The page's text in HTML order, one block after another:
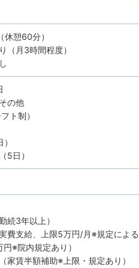
休憩60分）
（月3時間程度）
の他
ト制）
5日）
続3年以上）
費支給、上限5万円/月※規定による
円※院内規定あり）
家賃半額補助※上限・規定あり）